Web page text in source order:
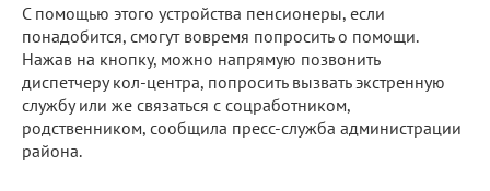
С помощью этого устройства пенсионеры, если
понадобится, смогут вовремя попросить о помощи.
Нажав на кнопку, можно напрямую позвонить
диспетчеру кол-центра, попросить вызвать экстренную
службу или же связаться с соцработником,
родственником, сообщила пресс-служба администрации
района.